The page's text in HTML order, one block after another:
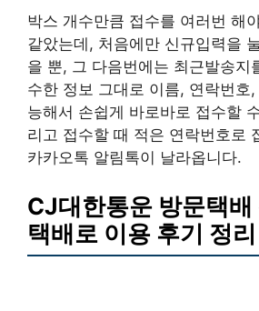
박스 개수만큼 접수를 여러번 해
같았는데, 처음에만 신규입력을
을 뿐, 그 다음번에는 최근발송지
수한 정보 그대로 이름, 연락번호
능해서 손쉽게 바로바로 접수할
리고 접수할 때 적은 연락번호로
카카오톡 알림톡이 날라옵니다.
CJ대한통운 방문택배
택배로 이용 후기 정리